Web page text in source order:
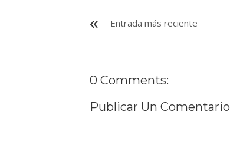
Entrada más reciente
0 Comments:
Publicar Un Comentario